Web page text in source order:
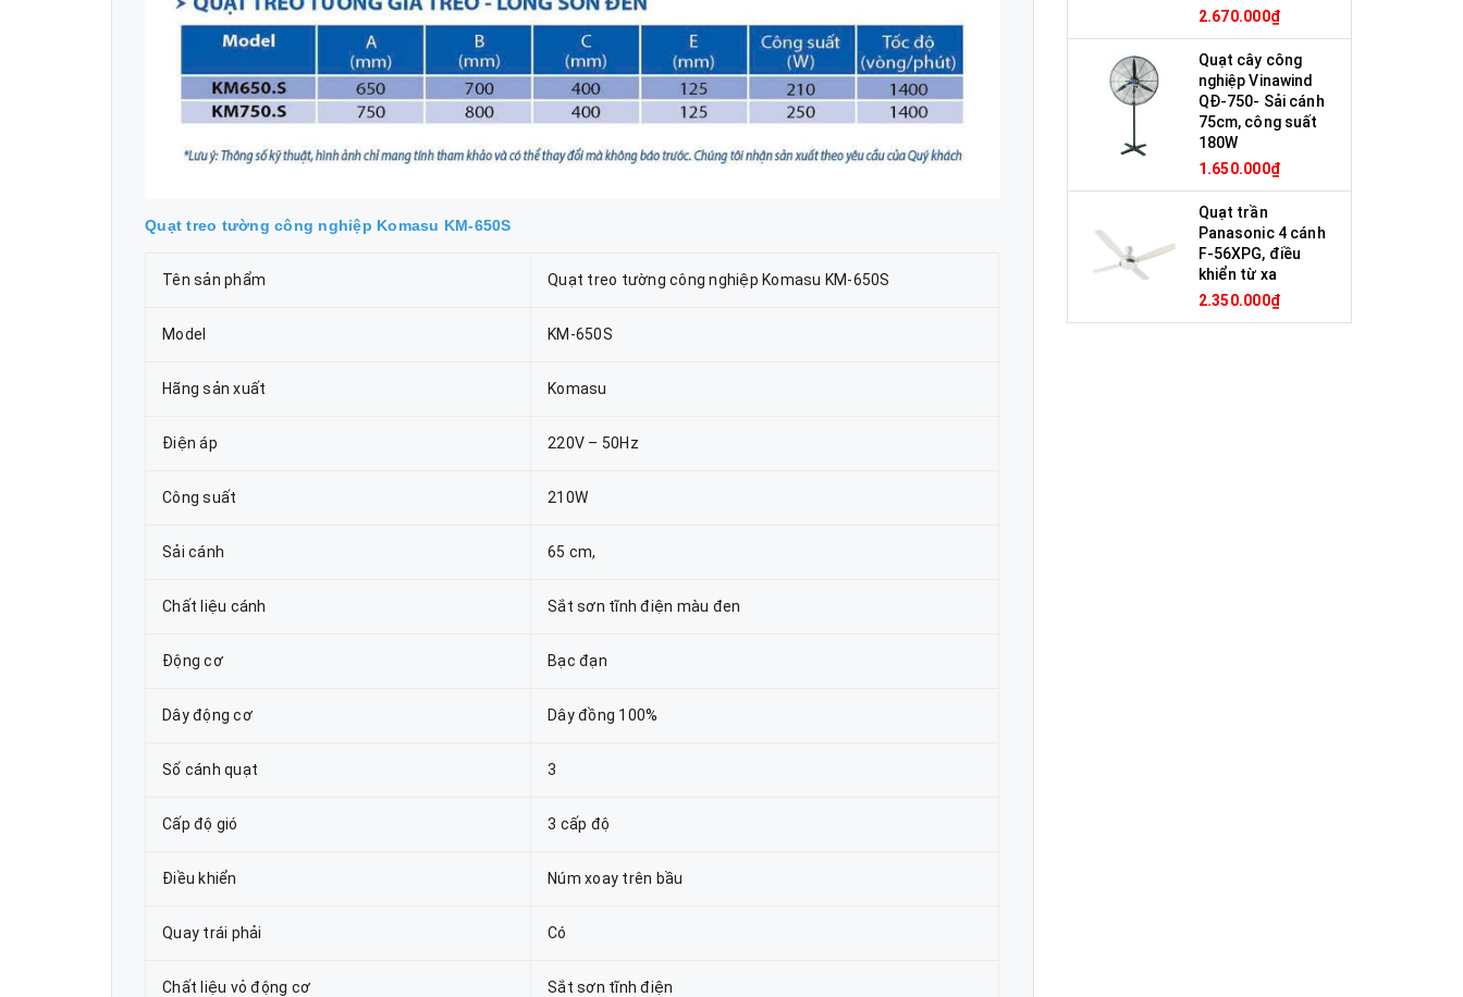
Quạt treo tường công nghiệp Komasu KM-650S
Tên sản phẩm Quạt treo tường công nghiệp Komasu KM-650S
Model KM-650S
Hãng sản xuất Komasu
Điện áp 220V – 50Hz
Công suất 210W
Sải cánh 65 cm,
Chất liệu cánh Sắt sơn tĩnh điện màu đen
Động cơ Bạc đạn
Dây động cơ Dây đồng 100%
Số cánh quạt 3
Cấp độ gió 3 cấp độ
Điều khiển Núm xoay trên bầu
Quay trái phải Có
Chất liệu vỏ động cơ Sắt sơn tĩnh điện
2.670.000₫
Quạt cây công
nghiệp Vinawind
QĐ-750- Sải cánh
75cm, công suất
180W
1.650.000₫
Quạt trần
Panasonic 4 cánh
F-56XPG, điều
khiển từ xa
2.350.000₫